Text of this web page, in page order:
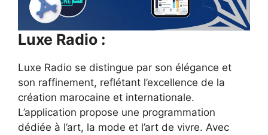
Luxe Radio :
Luxe Radio se distingue par son élégance et
son raffinement, reflétant l’excellence de la
création marocaine et internationale.
L’application propose une programmation
dédiée à l’art, la mode et l’art de vivre. Avec